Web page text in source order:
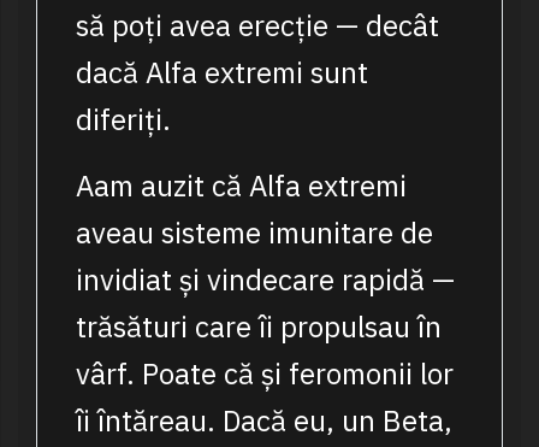
să poți avea erecție — decât
dacă Alfa extremi sunt
diferiți.
Aam auzit că Alfa extremi
aveau sisteme imunitare de
invidiat și vindecare rapidă —
trăsături care îi propulsau în
vârf. Poate că și feromonii lor
îi întăreau. Dacă eu, un Beta,